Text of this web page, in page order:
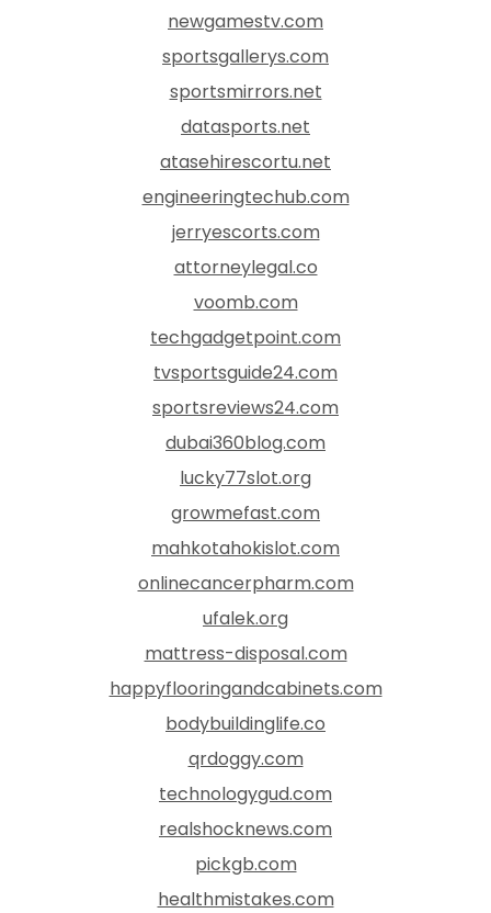
newgamestv.com
sportsgallerys.com
sportsmirrors.net
datasports.net
atasehirescortu.net
engineeringtechub.com
jerryescorts.com
attorneylegal.co
voomb.com
techgadgetpoint.com
tvsportsguide24.com
sportsreviews24.com
dubai360blog.com
lucky77slot.org
growmefast.com
mahkotahokislot.com
onlinecancerpharm.com
ufalek.org
mattress-disposal.com
happyflooringandcabinets.com
bodybuildinglife.co
qrdoggy.com
technologygud.com
realshocknews.com
pickgb.com
healthmistakes.com